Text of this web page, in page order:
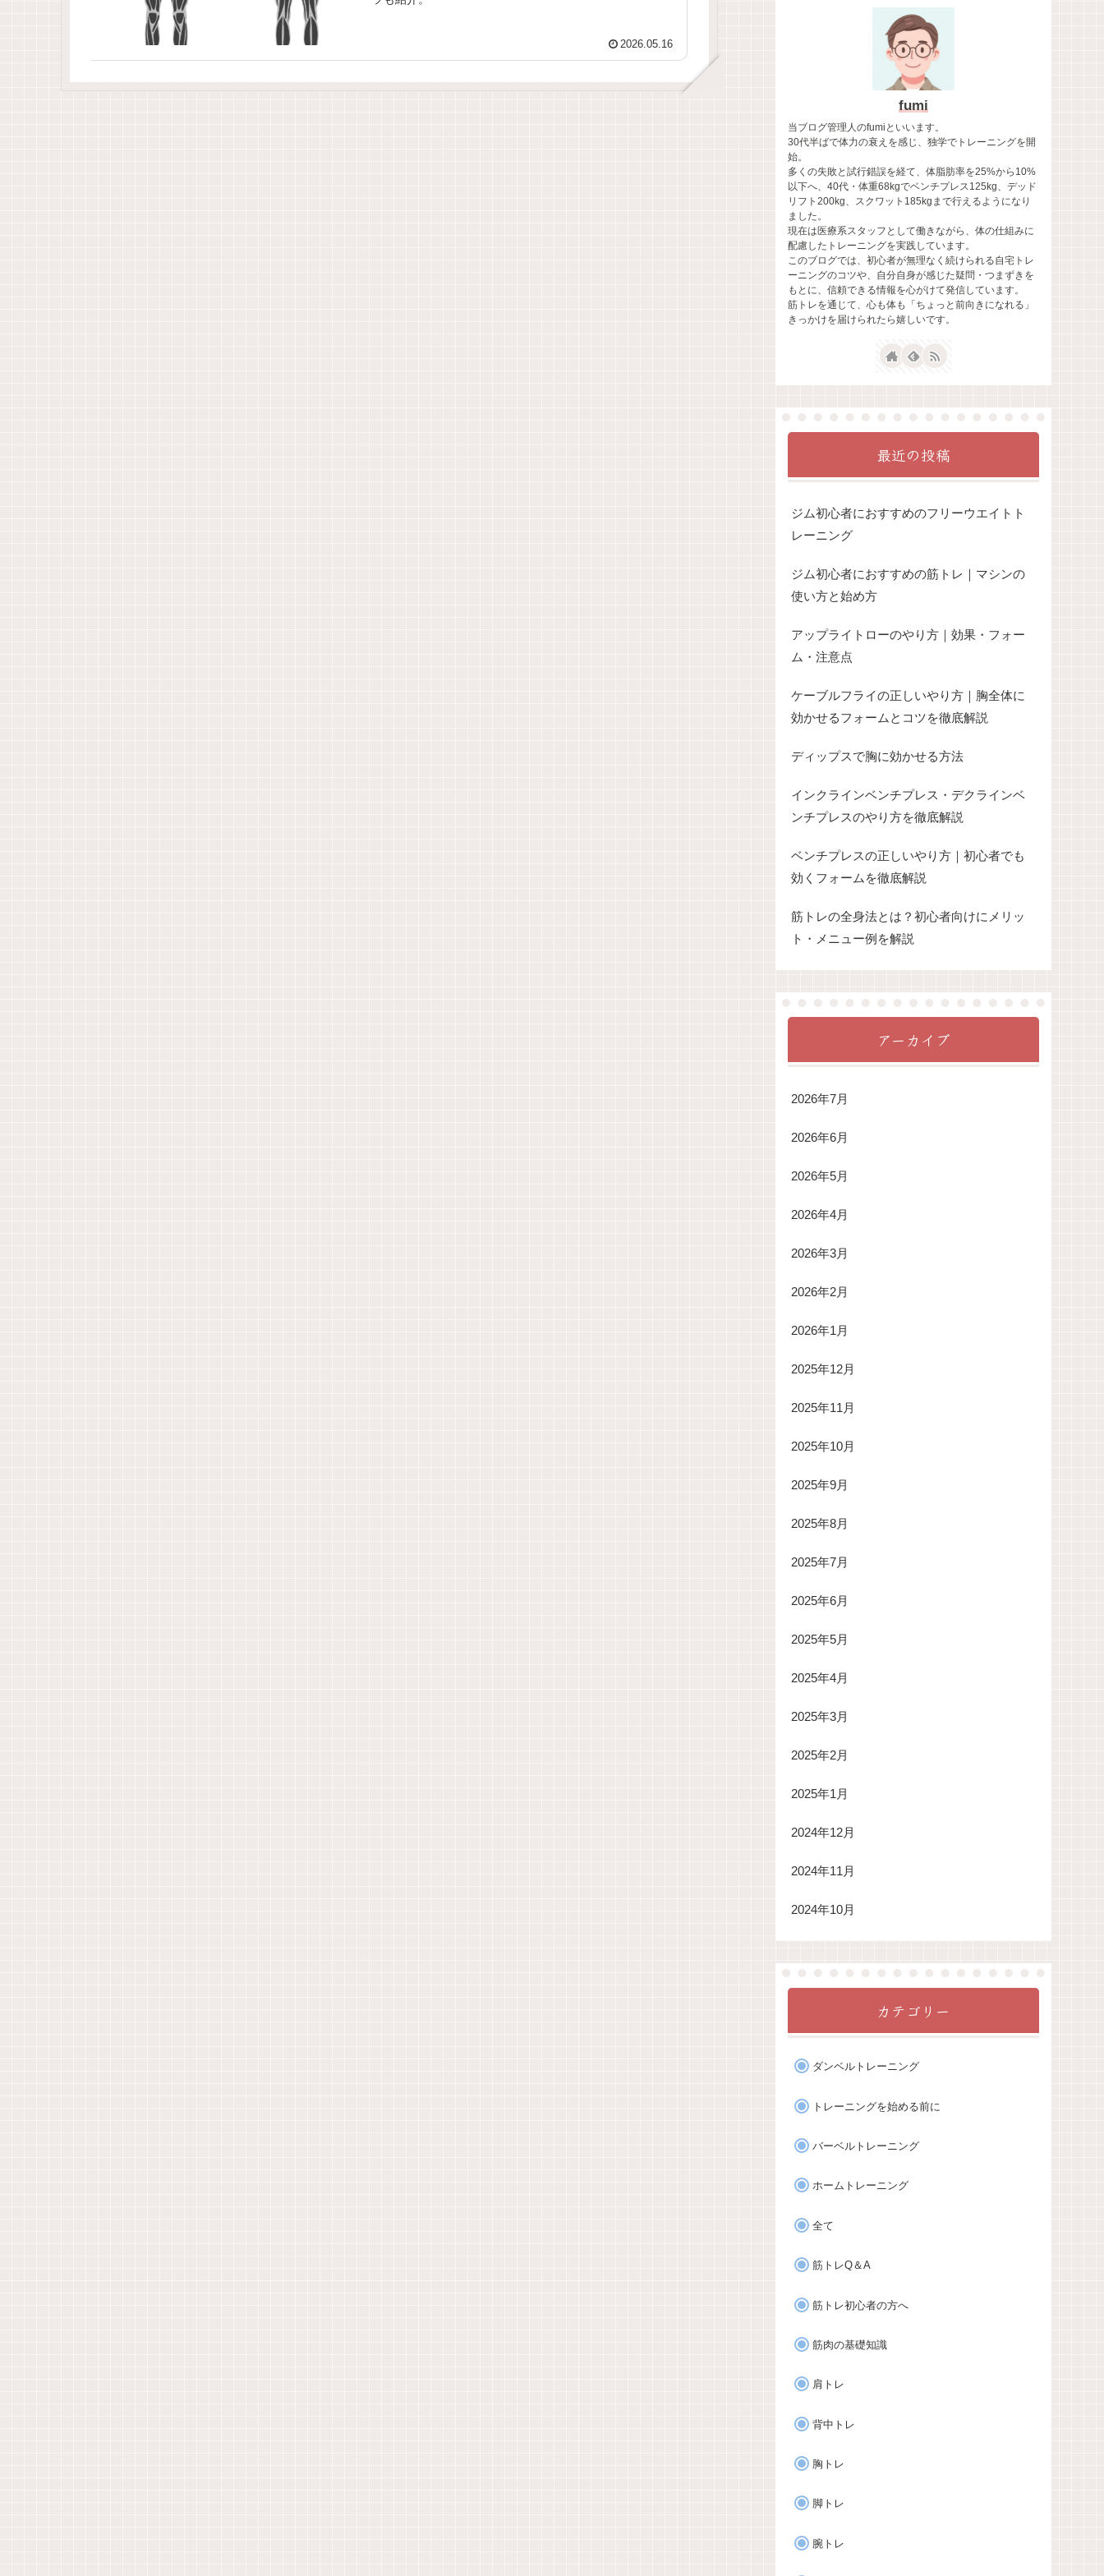
2026.05.16
fumi
当ブログ管理人のfumiといいます。
30代半ばで体力の衰えを感じ、独学でトレーニングを開
始。
多くの失敗と試行錯誤を経て、体脂肪率を25%から10%
以下へ、40代・体重68kgでベンチプレス125kg、デッド
リフト200kg、スクワット185kgまで行えるようになり
ました。
現在は医療系スタッフとして働きながら、体の仕組みに
配慮したトレーニングを実践しています。
このブログでは、初心者が無理なく続けられる自宅トレ
ーニングのコツや、自分自身が感じた疑問・つまずきを
もとに、信頼できる情報を心がけて発信しています。
筋トレを通じて、心も体も「ちょっと前向きになれる」
きっかけを届けられたら嬉しいです。
最近の投稿
ジム初心者におすすめのフリーウエイトト
レーニング
ジム初心者におすすめの筋トレ｜マシンの
使い方と始め方
アップライトローのやり方｜効果・フォー
ム・注意点
ケーブルフライの正しいやり方｜胸全体に
効かせるフォームとコツを徹底解説
ディップスで胸に効かせる方法
インクラインベンチプレス・デクラインベ
ンチプレスのやり方を徹底解説
ベンチプレスの正しいやり方｜初心者でも
効くフォームを徹底解説
筋トレの全身法とは？初心者向けにメリッ
ト・メニュー例を解説
アーカイブ
2026年7月
2026年6月
2026年5月
2026年4月
2026年3月
2026年2月
2026年1月
2025年12月
2025年11月
2025年10月
2025年9月
2025年8月
2025年7月
2025年6月
2025年5月
2025年4月
2025年3月
2025年2月
2025年1月
2024年12月
2024年11月
2024年10月
カテゴリー
ダンベルトレーニング
トレーニングを始める前に
バーベルトレーニング
ホームトレーニング
全て
筋トレQ＆A
筋トレ初心者の方へ
筋肉の基礎知識
肩トレ
背中トレ
胸トレ
脚トレ
腕トレ